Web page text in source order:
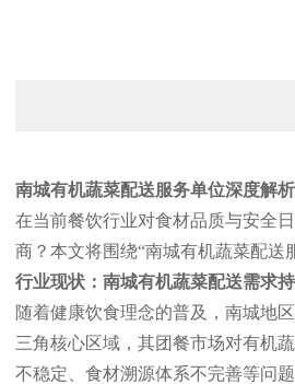
南城有机蔬菜配送服务单位深度解
在当前餐饮行业对食材品质与安全
商？本文将围绕“南城有机蔬菜配送
行业现状：南城有机蔬菜配送需求
随着健康饮食理念的普及，南城地
三角核心区域，其团餐市场对有机
不稳定、食材溯源体系不完善等问